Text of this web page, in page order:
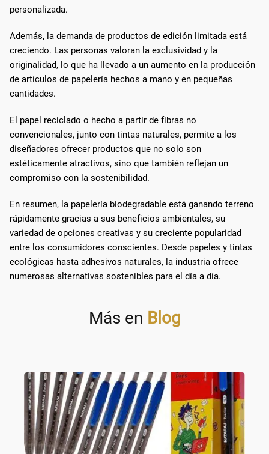
personalizada.
Además, la demanda de productos de edición limitada está
creciendo. Las personas valoran la exclusividad y la
originalidad, lo que ha llevado a un aumento en la producción
de artículos de papelería hechos a mano y en pequeñas
cantidades.
El papel reciclado o hecho a partir de fibras no
convencionales, junto con tintas naturales, permite a los
diseñadores ofrecer productos que no solo son
estéticamente atractivos, sino que también reflejan un
compromiso con la sostenibilidad.
En resumen, la papelería biodegradable está ganando terreno
rápidamente gracias a sus beneficios ambientales, su
variedad de opciones creativas y su creciente popularidad
entre los consumidores conscientes. Desde papeles y tintas
ecológicas hasta adhesivos naturales, la industria ofrece
numerosas alternativas sostenibles para el día a día.
Más en Blog